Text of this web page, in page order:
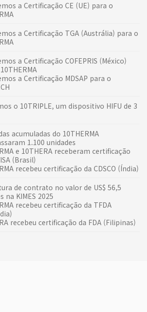
a Certificação CE (UE) para o
a Certificação TGA (Austrália) para o
a Certificação COFEPRIS (México)
a Certificação MDSAP para o
o 10TRIPLE, um dispositivo HIFU de 3
acumuladas do 10THERMA
1.100 unidades
e 10THERA receberam certificação
(Brasil)
recebeu certificação da CDSCO (Índia)
de contrato no valor de US$ 56,5
na KIMES 2025
recebeu certificação da TFDA
recebeu certificação da FDA (Filipinas)